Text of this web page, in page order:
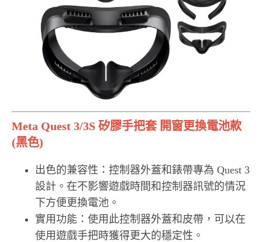
Meta Quest 3/3S 矽膠手把套 開窗更換電池款
(黑色)
出色的兼容性：控制器外蓋和錶帶專為 Quest 3
設計。在不影響遊戲時間和控制器訊號的情況
下方便更換電池。
實用功能：使用此控制器外蓋和皮帶，可以在
使用遊戲手把時獲得更大的穩定性。